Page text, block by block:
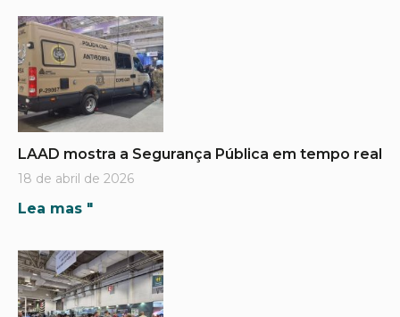
LAAD mostra a Segurança Pública em tempo real
18 de abril de 2026
Lea mas "